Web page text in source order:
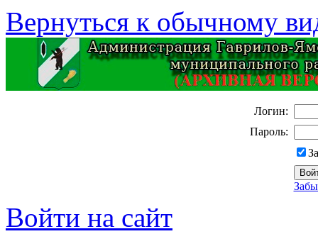
Вернуться к обычному
Логин:
Пароль:
Войти на сайт